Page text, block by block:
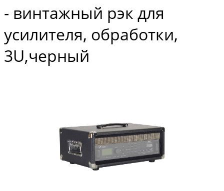
- винтажный рэк для
усилителя, обработки,
3U,черный